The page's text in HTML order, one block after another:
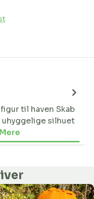
til haven Skab
uhyggelige silhuet
Mere